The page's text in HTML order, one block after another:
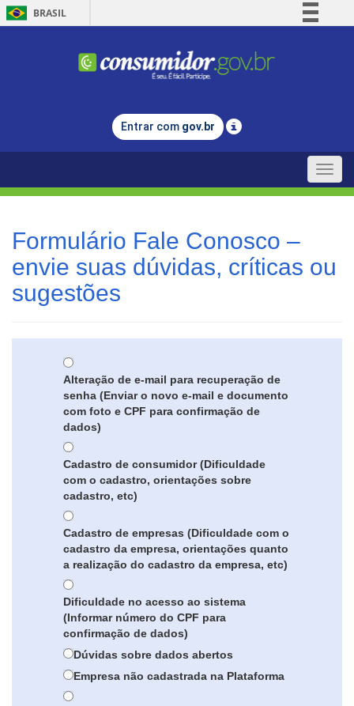
BRASIL
Comunica BR
Legislação
Entrar com gov.br
Toggle
Formulário Fale Conosco –
envie suas dúvidas, críticas ou
sugestões
Alteração de e-mail para recuperação de
senha (Enviar o novo e-mail e documento
com foto e CPF para confirmação de
dados)
Cadastro de consumidor (Dificuldade
com o cadastro, orientações sobre
cadastro, etc)
Cadastro de empresas (Dificuldade com o
cadastro da empresa, orientações quanto
a realização do cadastro da empresa, etc)
Dificuldade no acesso ao sistema
(Informar número do CPF para
confirmação de dados)
Dúvidas sobre dados abertos
Empresa não cadastrada na Plataforma